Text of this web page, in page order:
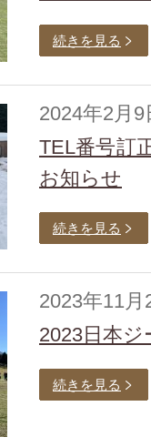
続きを見る
2024年2月9
TEL番号訂
お知らせ
続きを見る
2023年11月
2023日本ジ
続きを見る